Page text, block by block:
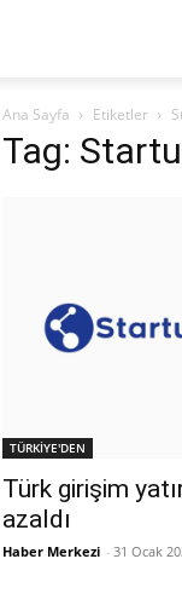
Ana Sayfa Etiketler
Tag:
TÜRKİYE'DEN
Türk girişim
azaldı
Haber Merkezi - 31 Ocak